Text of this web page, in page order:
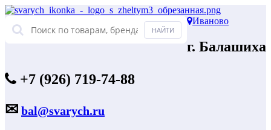
Иваново
г. Балашиха
+7 (926) 719-74-88
✉ bal@svarych.ru